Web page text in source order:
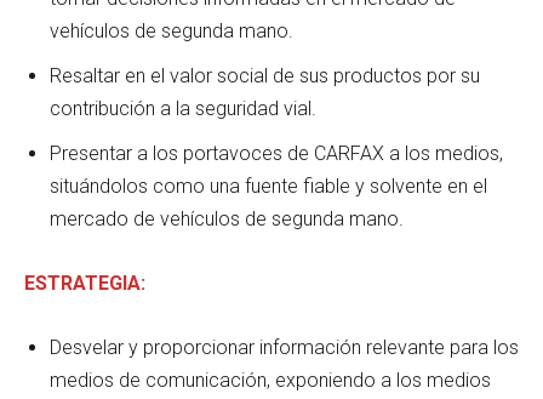
vehículos de segunda mano.
Resaltar en el valor social de sus productos por su
contribución a la seguridad vial.
Presentar a los portavoces de CARFAX a los medios,
situándolos como una fuente fiable y solvente en el
mercado de vehículos de segunda mano.
ESTRATEGIA:
Desvelar y proporcionar información relevante para los
medios de comunicación, exponiendo a los medios